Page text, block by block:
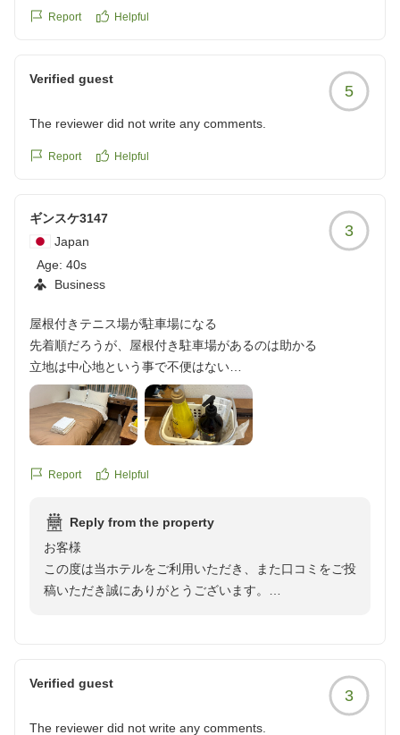
朝食はBBHグループにしては良かったです。
reviewId=33123478625441
検討してまいります。
貴重なご意見をお寄せいただき、誠にありがとうござい
またのお越しをスタッフ一同、心よりお待ちしておりま
全国約160展開中のBBHホテルグループ
Report Helpful
Verified guest
5
The reviewer did not write any comments.
Report Helpful
ギンスケ3147
Japan
Age: 40s
Business
3
屋根付きテニス場が駐車場になる
先着順だろうが、屋根付き駐車場があるのは助かる
立地は中心地という事で不便はない
クチコミの詳細はこちらから
https://review.travel.rakuten.co.jp/hotel/voice/932?
Report Helpful
Reply from the property
お客様
この度は当ホテルをご利用いただき、また口コミをご投
稿いただき誠にありがとうございます。
合もございますが、そのようなお言葉をいただき励みに
Verified guest
3
The reviewer did not write any comments.